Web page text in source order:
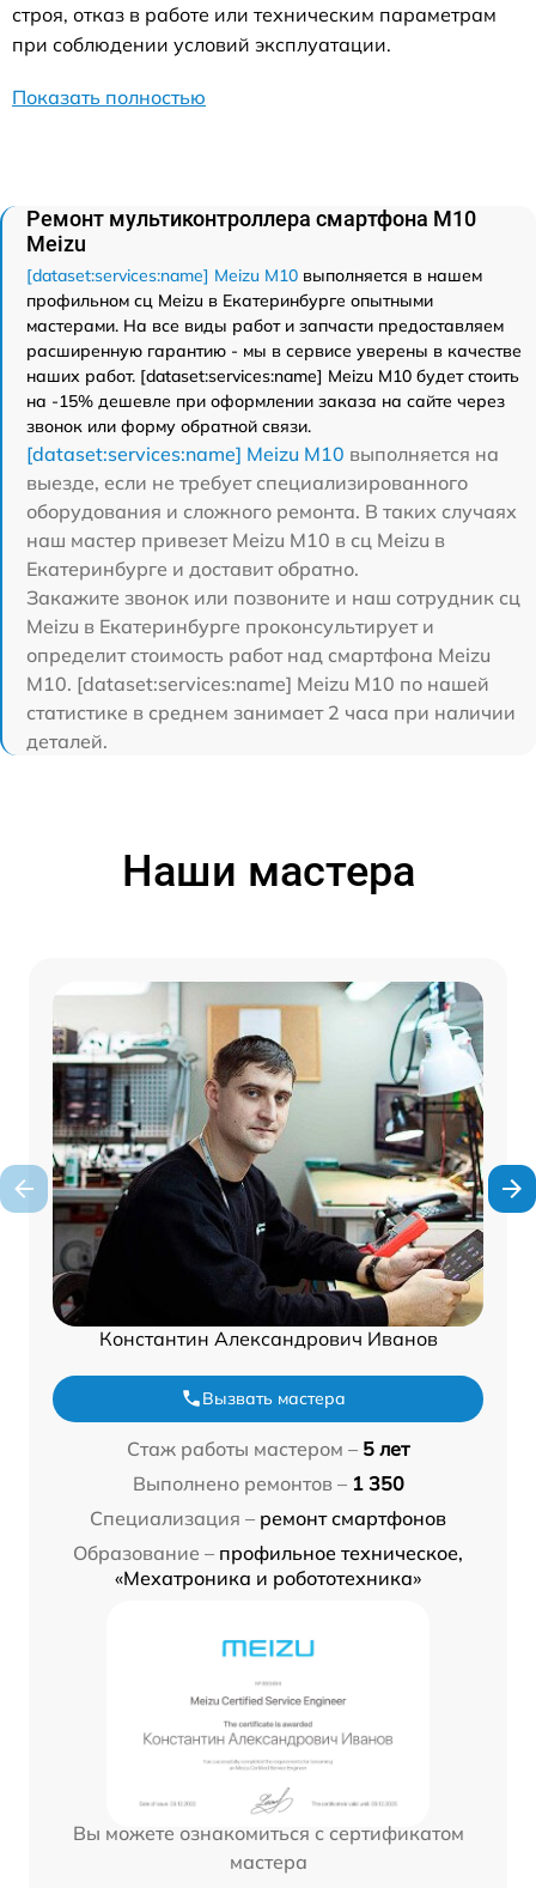
строя, отказ в работе или техническим параметрам
при соблюдении условий эксплуатации.
Показать полностью
Ремонт мультиконтроллера смартфона M10
Meizu
[dataset:services:name] Meizu M10 выполняется в нашем
профильном сц Meizu в Екатеринбурге опытными
мастерами. На все виды работ и запчасти предоставляем
расширенную гарантию - мы в сервисе уверены в качестве
наших работ. [dataset:services:name] Meizu M10 будет стоить
на -15% дешевле при оформлении заказа на сайте через
звонок или форму обратной связи.
[dataset:services:name] Meizu M10 выполняется на
выезде, если не требует специализированного
оборудования и сложного ремонта. В таких случаях
наш мастер привезет Meizu M10 в сц Meizu в
Екатеринбурге и доставит обратно.
Закажите звонок или позвоните и наш сотрудник сц
Meizu в Екатеринбурге проконсультирует и
определит стоимость работ над смартфона Meizu
M10. [dataset:services:name] Meizu M10 по нашей
статистике в среднем занимает 2 часа при наличии
деталей.
Наши мастера
Константин Александрович Иванов
Вызвать мастера
Стаж работы мастером – 5 лет
Выполнено ремонтов – 1 350
Специализация – ремонт смартфонов
Образование – профильное техническое,
«Мехатроника и робототехника»
Вы можете ознакомиться с сертификатом
мастера